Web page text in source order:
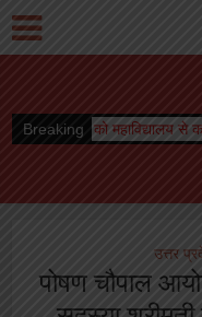
Breaking
गया परिचित
उत्तर
पोषण चौपाल